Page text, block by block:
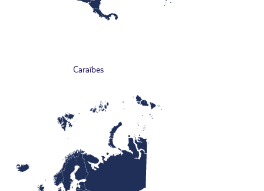
Caraïbes